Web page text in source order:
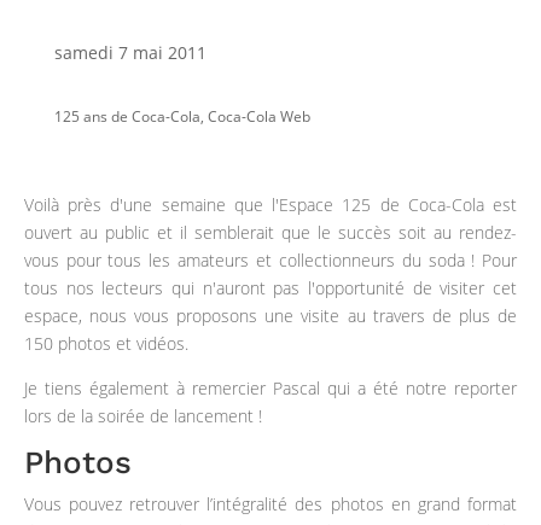
samedi 7 mai 2011
125 ans de Coca-Cola, Coca-Cola Web
Voilà près d'une semaine que l'Espace 125 de Coca-Cola est
ouvert au public et il semblerait que le succès soit au rendez-
vous pour tous les amateurs et collectionneurs du soda ! Pour
tous nos lecteurs qui n'auront pas l'opportunité de visiter cet
espace, nous vous proposons une visite au travers de plus de
150 photos et vidéos.
Je tiens également à remercier Pascal qui a été notre reporter
lors de la soirée de lancement !
Photos
Vous pouvez retrouver l’intégralité des photos en grand format